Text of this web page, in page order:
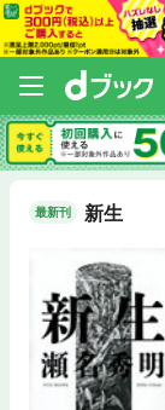
最新刊 新生